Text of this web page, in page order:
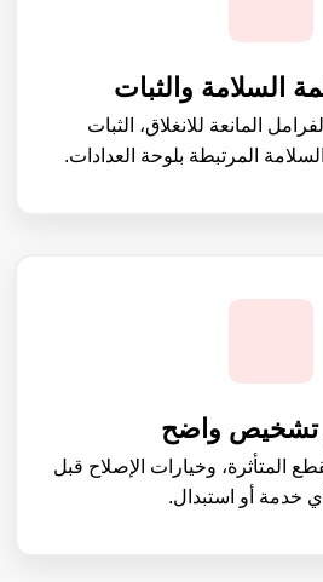
السلامة والثبات
المانعة للانغلاق، الثبات
المرتبطة بلوحة العدادات.
تشخيص واضح
المتأثرة، وخيارات الإصلاح قبل
خدمة أو استبدال.